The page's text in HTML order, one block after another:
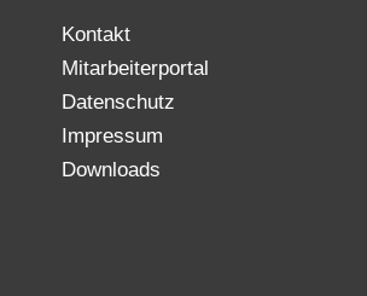
Kontakt
Mitarbeiterportal
Datenschutz
Impressum
Downloads